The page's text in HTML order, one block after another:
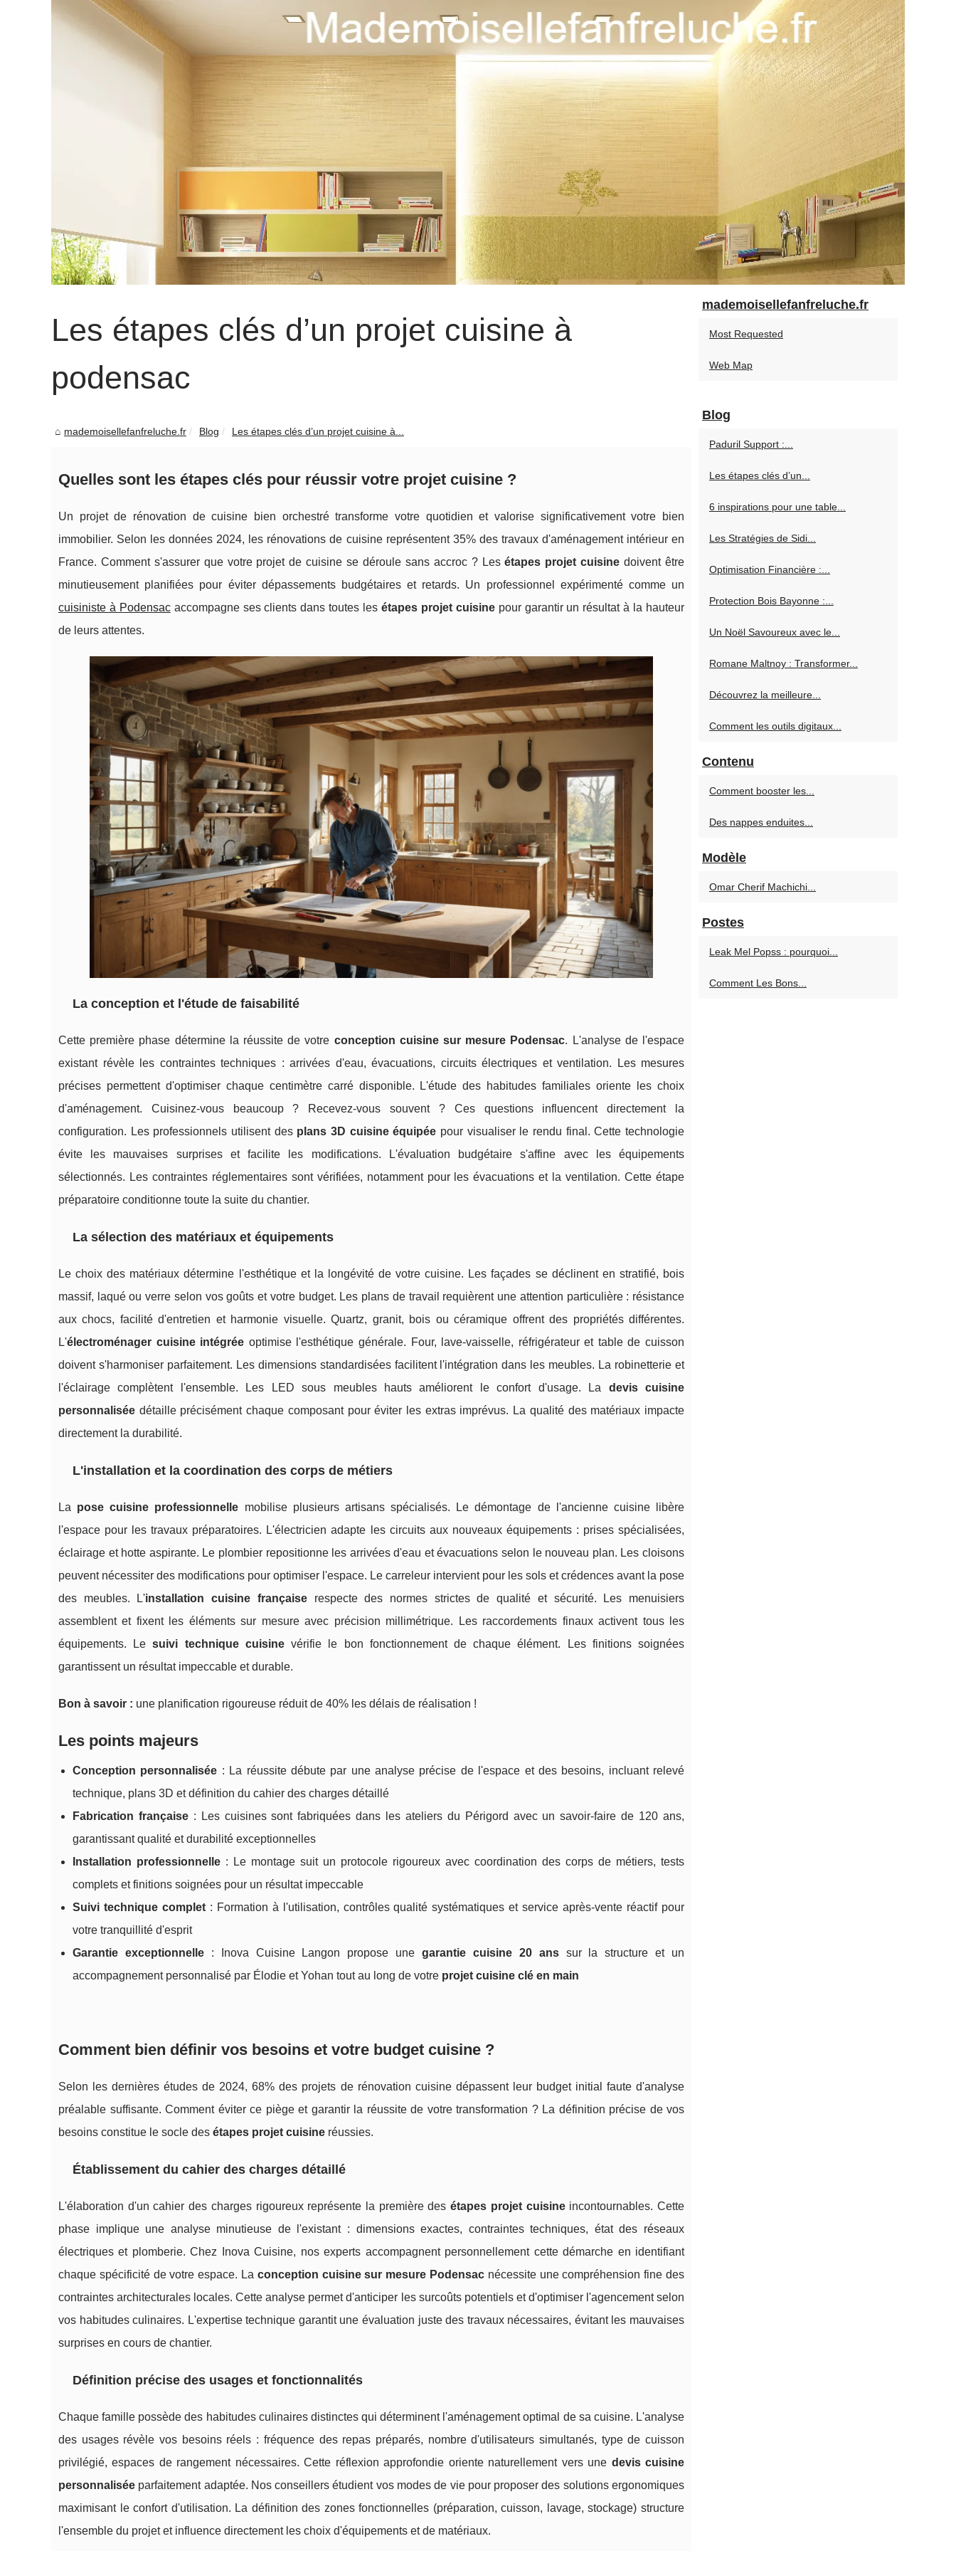
Les étapes clés d’un projet cuisine à
podensac
mademoisellefanfreluche.fr Blog Les étapes clés d’un projet cuisine à...
Quelles sont les étapes clés pour réussir votre projet cuisine ?
Un projet de rénovation de cuisine bien orchestré transforme votre quotidien et valorise significativement votre bien
immobilier. Selon les données 2024, les rénovations de cuisine représentent 35% des travaux d'aménagement intérieur en
France. Comment s'assurer que votre projet de cuisine se déroule sans accroc ? Lesétapes projet cuisine doivent être
minutieusement planifiées pour éviter dépassements budgétaires et retards. Un professionnel expérimenté comme un
cuisiniste à Podensacaccompagne ses clients dans toutes lesétapes projet cuisinepour garantir un résultat à la hauteur
de leurs attentes.
La conception et l'étude de faisabilité
Cette première phase détermine la réussite de votre conception cuisine sur mesure Podensac. L'analyse de l'espace
existant révèle les contraintes techniques : arrivées d'eau, évacuations, circuits électriques et ventilation. Les mesures
précises permettent d'optimiser chaque centimètre carré disponible. L'étude des habitudes familiales oriente les choix
d'aménagement. Cuisinez-vous beaucoup ? Recevez-vous souvent ? Ces questions influencent directement la
configuration. Les professionnels utilisent des plans 3D cuisine équipée pour visualiser le rendu final. Cette technologie
évite les mauvaises surprises et facilite les modifications. L'évaluation budgétaire s'affine avec les équipements
sélectionnés. Les contraintes réglementaires sont vérifiées, notamment pour les évacuations et la ventilation. Cette étape
préparatoire conditionne toute la suite du chantier.
La sélection des matériaux et équipements
Le choix des matériaux détermine l'esthétique et la longévité de votre cuisine. Les façades se déclinent en stratifié, bois
massif, laqué ou verre selon vos goûts et votre budget. Les plans de travail requièrent une attention particulière : résistance
aux chocs, facilité d'entretien et harmonie visuelle. Quartz, granit, bois ou céramique offrent des propriétés différentes.
L'électroménager cuisine intégrée optimise l'esthétique générale. Four, lave-vaisselle, réfrigérateur et table de cuisson
doivent s'harmoniser parfaitement. Les dimensions standardisées facilitent l'intégration dans les meubles. La robinetterie et
l'éclairage complètent l'ensemble. Les LED sous meubles hauts améliorent le confort d'usage. La devis cuisine
personnalisée détaille précisément chaque composant pour éviter les extras imprévus. La qualité des matériaux impacte
directement la durabilité.
L'installation et la coordination des corps de métiers
La pose cuisine professionnelle mobilise plusieurs artisans spécialisés. Le démontage de l'ancienne cuisine libère
l'espace pour les travaux préparatoires. L'électricien adapte les circuits aux nouveaux équipements : prises spécialisées,
éclairage et hotte aspirante. Le plombier repositionne les arrivées d'eau et évacuations selon le nouveau plan. Les cloisons
peuvent nécessiter des modifications pour optimiser l'espace. Le carreleur intervient pour les sols et crédences avant la pose
des meubles. L'installation cuisine françaiserespecte des normes strictes de qualité et sécurité. Les menuisiers
assemblent et fixent les éléments sur mesure avec précision millimétrique. Les raccordements finaux activent tous les
équipements. Lesuivi technique cuisinevérifie le bon fonctionnement de chaque élément. Les finitions soignées
garantissent un résultat impeccable et durable.
Bon à savoir : une planification rigoureuse réduit de 40% les délais de réalisation !
Les points majeurs
Conception personnalisée : La réussite débute par une analyse précise de l'espace et des besoins, incluant relevé
technique, plans 3D et définition du cahier des charges détaillé
Fabrication française: Les cuisines sont fabriquées dans les ateliers du Périgord avec un savoir-faire de 120 ans,
garantissant qualité et durabilité exceptionnelles
Installation professionnelle : Le montage suit un protocole rigoureux avec coordination des corps de métiers, tests
complets et finitions soignées pour un résultat impeccable
Suivi technique complet: Formation à l'utilisation, contrôles qualité systématiques et service après-vente réactif pour
votre tranquillité d'esprit
Garantie exceptionnelle: Inova Cuisine Langon propose une garantie cuisine 20 anssur la structure et un
accompagnement personnalisé par Élodie et Yohan tout au long de votre projet cuisine clé en main
Comment bien définir vos besoins et votre budget cuisine ?
Selon les dernières études de 2024, 68% des projets de rénovation cuisine dépassent leur budget initial faute d'analyse
préalable suffisante. Comment éviter ce piège et garantir la réussite de votre transformation ? La définition précise de vos
besoins constitue le socle des étapes projet cuisine réussies.
Établissement du cahier des charges détaillé
L'élaboration d'un cahier des charges rigoureux représente la première desétapes projet cuisineincontournables. Cette
phase implique une analyse minutieuse de l'existant : dimensions exactes, contraintes techniques, état des réseaux
électriques et plomberie. Chez Inova Cuisine, nos experts accompagnent personnellement cette démarche en identifiant
chaque spécificité de votre espace. La conception cuisine sur mesure Podensac nécessite une compréhension fine des
contraintes architecturales locales. Cette analyse permet d'anticiper les surcoûts potentiels et d'optimiser l'agencement selon
vos habitudes culinaires. L'expertise technique garantit une évaluation juste des travaux nécessaires, évitant les mauvaises
surprises en cours de chantier.
Définition précise des usages et fonctionnalités
Chaque famille possède des habitudes culinaires distinctes qui déterminent l'aménagement optimal de sa cuisine. L'analyse
des usages révèle vos besoins réels : fréquence des repas préparés, nombre d'utilisateurs simultanés, type de cuisson
privilégié, espaces de rangement nécessaires. Cette réflexion approfondie oriente naturellement vers une devis cuisine
personnalisée parfaitement adaptée. Nos conseillers étudient vos modes de vie pour proposer des solutions ergonomiques
maximisant le confort d'utilisation. La définition des zones fonctionnelles (préparation, cuisson, lavage, stockage) structure
l'ensemble du projet et influence directement les choix d'équipements et de matériaux.
mademoisellefanfreluche.fr
Most Requested
Web Map
Blog
Paduril Support :...
Les étapes clés d’un...
6 inspirations pour une table...
Les Stratégies de Sidi...
Optimisation Financière :...
Protection Bois Bayonne :...
Un Noël Savoureux avec le...
Romane Maltnoy : Transformer...
Découvrez la meilleure...
Comment les outils digitaux...
Contenu
Comment booster les...
Des nappes enduites...
Modèle
Omar Cherif Machichi...
Postes
Leak Mel Popss : pourquoi...
Comment Les Bons...